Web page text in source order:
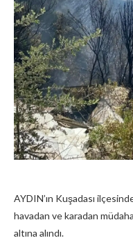
AYDIN’ın Kuşadası
havadan ve karadan
altına alındı.